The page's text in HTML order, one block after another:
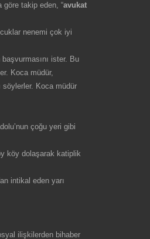
göre takip eden, “avukat
nenemi çok iyi
ister. Bu
Koca müdür,
söylerler. Koca müdür
çoğu yeri gibi
köy dolaşarak katiplik
intikal eden yarı
ilişkilerden bihaber